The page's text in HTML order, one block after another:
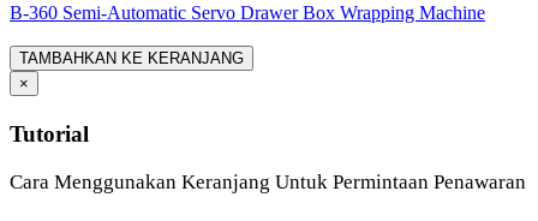
B-360 Semi-Automatic Servo Drawer Box Wrapping Machine
TAMBAHKAN KE KERANJANG
×
Tutorial
Cara Menggunakan Keranjang Untuk Permintaan Penawaran